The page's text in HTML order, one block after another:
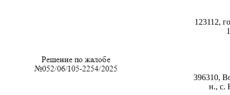
123112,
396310,
н., с.